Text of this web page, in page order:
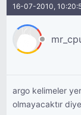
16-07-2010,
argo kelimeler
olmayacaktır